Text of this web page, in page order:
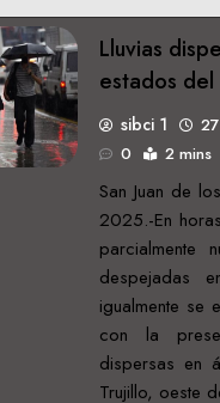
Lluvias
estados del
sibci 1
0
2 mins
San Juan de
2025.-En
parcialmente
despejadas
igualmente se
con la
dispersas en
Trujillo, oeste